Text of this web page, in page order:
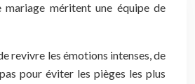
méritent une équipe de
revivre les émotions intenses, de
pour éviter les pièges les plus